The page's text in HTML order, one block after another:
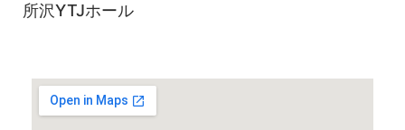
所沢YTJホール